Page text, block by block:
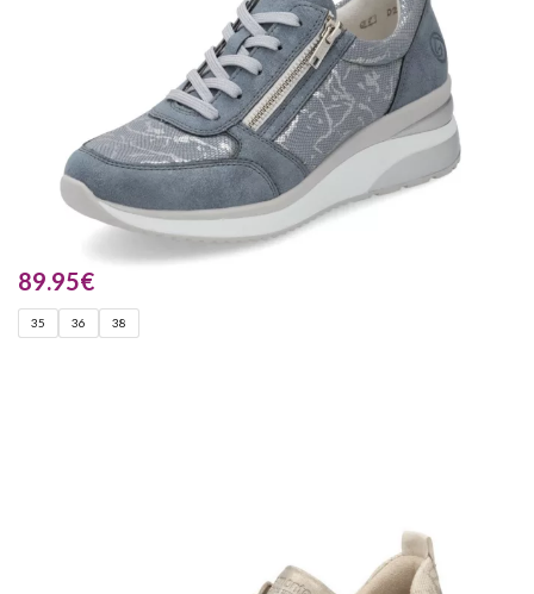
89.95€
35 36 38